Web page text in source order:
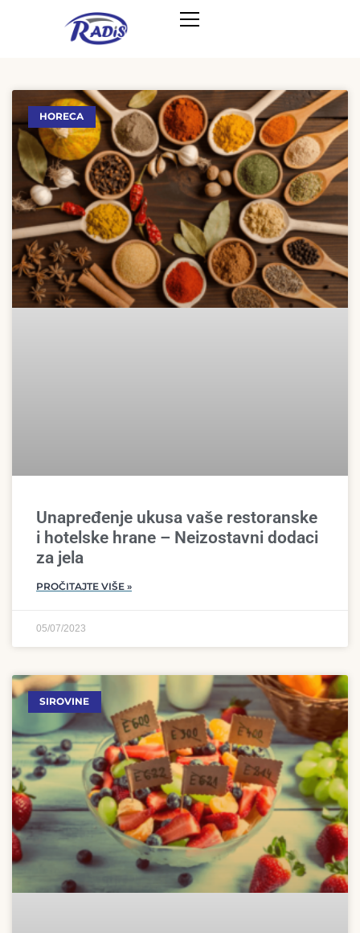
HORECA
Unapređenje ukusa vaše restoranske
i hotelske hrane – Neizostavni dodaci
za jela
PROČITAJTE VIŠE »
05/07/2023
SIROVINE